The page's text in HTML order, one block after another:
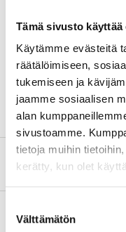
Tämä sivusto käyttää
Käytämme evästeitä
räätälöimiseen,
tukemiseen ja
jaamme sosiaalisen
alan
sivustoamme.
tietoja muihin
kerätty, kun olet
valinta
Välttämätön
Ytbehandling
Hållfasthetsklass
Om tillverkaren